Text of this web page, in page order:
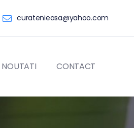
curatenieasa@yahoo.com
NOUTATI CONTACT